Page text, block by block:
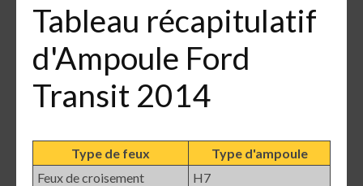
Tableau récapitulatif
d'Ampoule Ford
Transit 2014
Type de feux
Type d'ampoule
Feux de croisement
H7